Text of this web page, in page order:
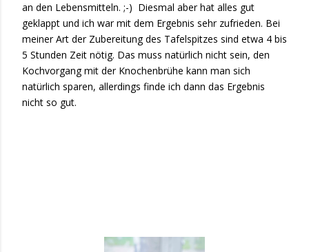
an den Lebensmitteln. ;-) Diesmal aber hat alles gut
geklappt und ich war mit dem Ergebnis sehr zufrieden. Bei
meiner Art der Zubereitung des Tafelspitzes sind etwa 4 bis
5 Stunden Zeit nötig. Das muss natürlich nicht sein, den
Kochvorgang mit der Knochenbrühe kann man sich
natürlich sparen, allerdings finde ich dann das Ergebnis
nicht so gut.